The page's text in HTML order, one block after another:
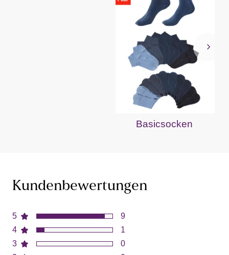
Basicsocken
Kundenbewertungen
5
4
3
9
1
0